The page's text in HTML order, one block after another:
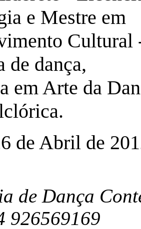
e Mestre em
Cultural
de dança,
em Arte da
de Abril de
de Dança
926569169